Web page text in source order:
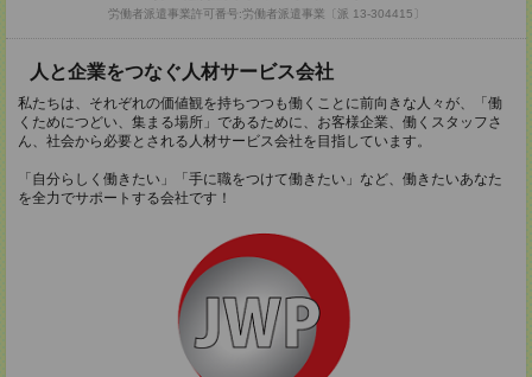
労働者派遣事業許可番号:労働者派遣事業〔派 13-304415〕
人と企業をつなぐ人材サービス会社
私たちは、それぞれの価値観を持ちつつも働くことに前向きな人々が、「働
くためにつどい、集まる場所」であるために、お客様企業、働くスタッフさ
ん、社会から必要とされる人材サービス会社を目指しています。
「自分らしく働きたい」「手に職をつけて働きたい」など、働きたいあなた
を全力でサポートする会社です！